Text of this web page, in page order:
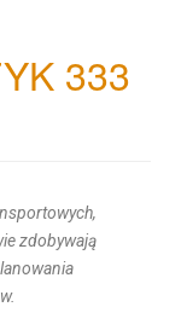
333
zdobywają